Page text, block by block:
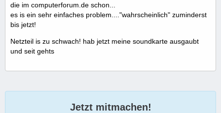
die im computerforum.de schon...
es is ein sehr einfaches problem...."wahrscheinlich" zuminderst
bis jetzt!
Netzteil is zu schwach! hab jetzt meine soundkarte ausgaubt
und seit gehts
Jetzt mitmachen!